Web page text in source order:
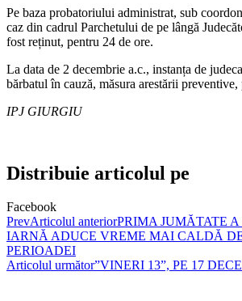
Pe baza probatoriului administrat, sub
caz din cadrul Parchetului de pe lângă
fost reținut, pentru 24 de ore.
La data de 2 decembrie a.c., instanța de
bărbatul în cauză, măsura arestării
IPJ GIURGIU
Distribuie articolul pe
Facebook
PrevArticolul anteriorPRIMA JUMĂTATE
IARNĂ ADUCE VREME MAI CALDĂ
PERIOADEI
Articolul următor”VINERI 13”, PE 17